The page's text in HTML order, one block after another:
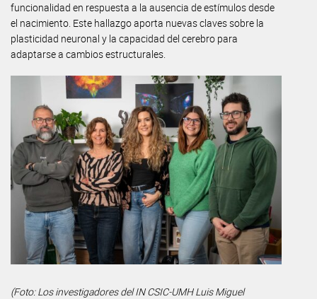
funcionalidad en respuesta a la ausencia de estímulos desde
el nacimiento. Este hallazgo aporta nuevas claves sobre la
plasticidad neuronal y la capacidad del cerebro para
adaptarse a cambios estructurales.
(Foto: Los investigadores del IN CSIC-UMH Luis Miguel